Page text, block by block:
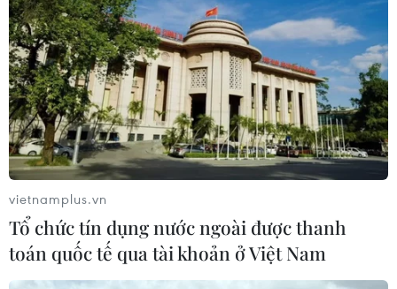
vietnamplus.vn
Tổ chức tín dụng nước ngoài được thanh
toán quốc tế qua tài khoản ở Việt Nam